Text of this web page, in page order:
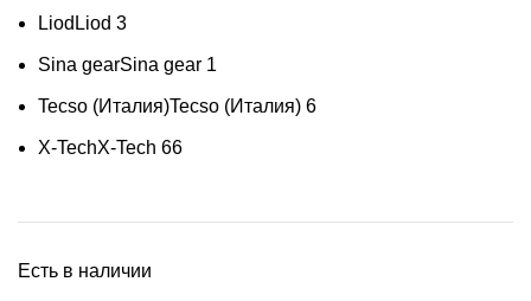
Liod Liod 3
Sina gearSina gear 1
Tecso (Италия)Tecso (Италия) 6
X-TechX-Tech 66
Есть в наличии